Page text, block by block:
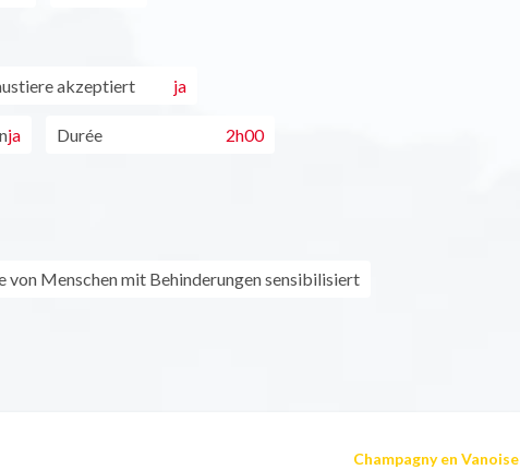
akzeptiert ja
ja Durée 2h00
von Menschen mit Behinderungen sensibilisiert
Champagny en Vanoise